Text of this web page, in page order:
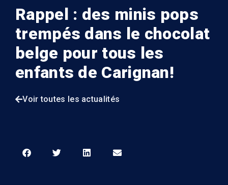
Rappel : des minis pops
trempés dans le chocolat
belge pour tous les
enfants de Carignan!
Voir toutes les actualités